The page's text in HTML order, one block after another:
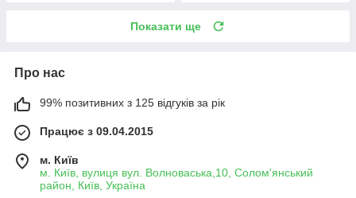
Показати ще
Про нас
99% позитивних з 125 відгуків за рік
Працює з 09.04.2015
м. Київ
м. Київ, вулиця вул. Волноваська,10, Солом'янський
район, Київ, Україна